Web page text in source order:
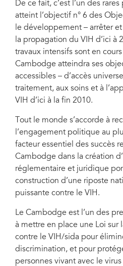
De ce fait, c’est l’un des
atteint l’objectif n° 6 des
le développement – arrêter
la propagation du VIH d’ici à
travaux intensifs sont en
Cambodge atteindra ses
accessibles – d’accès
traitement, aux soins et à
VIH d’ici à la fin 2010.
Tout le monde s’accorde à
l’engagement politique au
facteur essentiel des succès
Cambodge dans la création
réglementaire et juridique
construction d’une riposte
puissante contre le VIH.
Le Cambodge est l’un des
à mettre en place une Loi sur
contre le VIH/sida pour
discrimination, et pour
personnes vivant avec le